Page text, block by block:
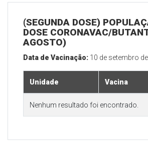
(SEGUNDA DOSE)
DOSE CORONAVAC/
AGOSTO)
Data de Vacinação: 10 de setembro
Unidade Vacina
Nenhum resultado foi encontrado.